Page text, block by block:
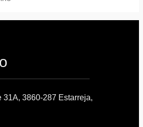
31A, 3860-287 Estarreja,